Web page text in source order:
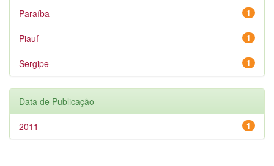
1
Paraíba
1
Piauí
1
Sergipe
Data de Publicação
1
2011